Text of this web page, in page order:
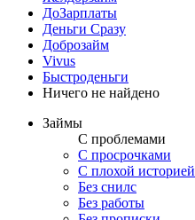
ДоЗарплаты
Деньги Сразу
Доброзайм
Vivus
Быстроденьги
Ничего не найдено
Займы
С проблемами
С просрочками
С плохой историей
Без снилс
Без работы